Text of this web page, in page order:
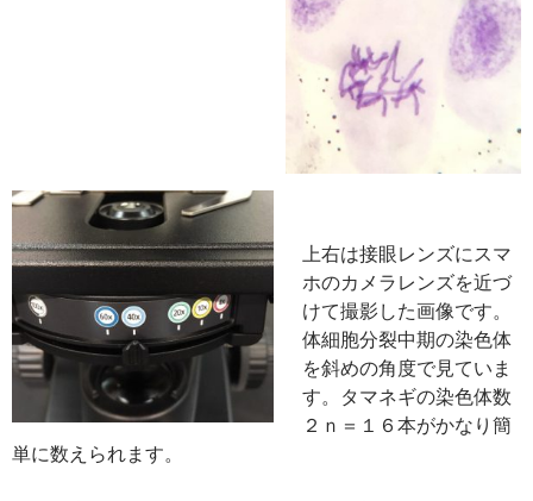
上右は接眼レンズにスマ
ホのカメラレンズを近づ
けて撮影した画像です。
体細胞分裂中期の染色体
を斜めの角度で見ていま
す。タマネギの染色体数
２ｎ＝１６本がかなり簡
単に数えられます。